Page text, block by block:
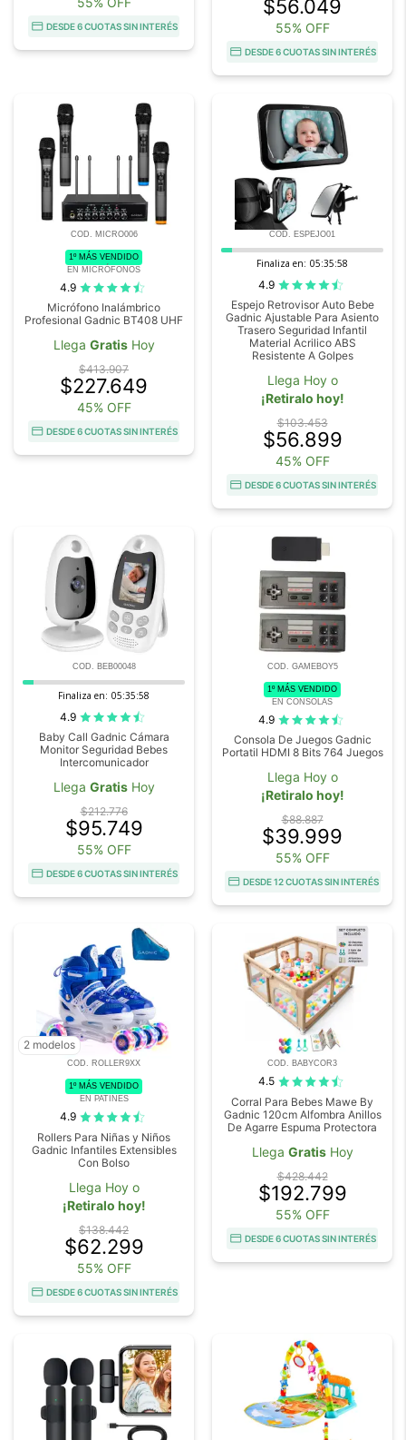
DESDE 6 CUOTAS SIN INTERÉS
$56.049
55% OFF
DESDE 6 CUOTAS SIN INTERÉS
COD. MICRO006
1º MÁS VENDIDO
EN MICRÓFONOS
4.9
Micrófono Inalámbrico
Profesional Gadnic BT408 UHF
Llega GratisHoy
$413.907
$227.649
45% OFF
DESDE 6 CUOTAS SIN INTERÉS
COD. ESPEJO01
Finaliza en: 05:35:57
4.9
Espejo Retrovisor Auto Bebe
Gadnic Ajustable Para Asiento
Trasero Seguridad Infantil
Material Acrilico ABS
Resistente A Golpes
Llega Hoy o
¡Retiralo hoy!
$103.453
$56.899
45% OFF
DESDE 6 CUOTAS SIN INTERÉS
COD. BEB00048
Finaliza en: 05:35:57
4.9
Baby Call Gadnic Cámara
Monitor Seguridad Bebes
Intercomunicador
Llega GratisHoy
$212.776
$95.749
55% OFF
DESDE 6 CUOTAS SIN INTERÉS
COD. GAMEBOY5
1º MÁS VENDIDO
EN CONSOLAS
4.9
Consola De Juegos Gadnic
Portatil HDMI 8 Bits 764 Juegos
Llega Hoy o
¡Retiralo hoy!
$88.887
$39.999
55% OFF
DESDE 12 CUOTAS SIN INTERÉS
2 modelos
COD. ROLLER9XX
1º MÁS VENDIDO
EN PATINES
4.9
Rollers Para Niñas y Niños
Gadnic Infantiles Extensibles
Con Bolso
Llega Hoy o
¡Retiralo hoy!
$138.442
$62.299
55% OFF
DESDE 6 CUOTAS SIN INTERÉS
COD. BABYCOR3
4.5
Corral Para Bebes Mawe By
Gadnic 120cm Alfombra Anillos
De Agarre Espuma Protectora
Llega GratisHoy
$428.442
$192.799
55% OFF
DESDE 6 CUOTAS SIN INTERÉS